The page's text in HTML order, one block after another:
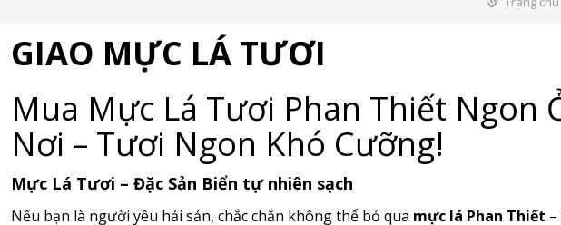
GIAO MỰC LÁ TƯƠI
Mua Mực Lá Tươi Phan Thiết Ngon
Nơi – Tươi Ngon Khó Cưỡng!
Mực Lá Tươi – Đặc Sản Biển tự nhiên sạch
Nếu bạn là người yêu hải sản, chắc chắn không thể bỏ qua mực lá Phan Thiết